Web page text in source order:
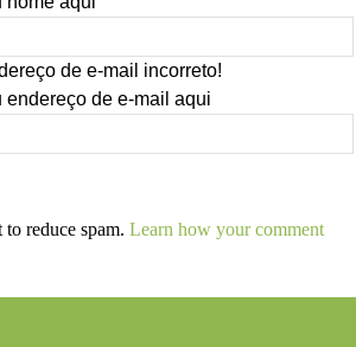
de e-mail incorreto!
endereço de e-mail aqui
reduce spam. Learn how your comment